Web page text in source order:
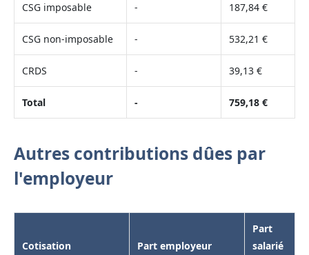
CSG imposable - 187,84 €
CSG non-imposable - 532,21 €
CRDS - 39,13 €
Total - 759,18 €
Autres contributions dûes par
l'employeur
Cotisation Part employeur
Part
salarié